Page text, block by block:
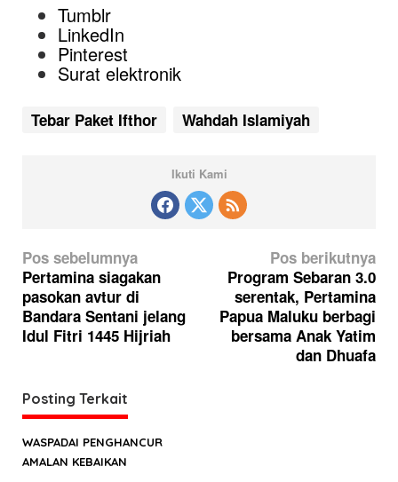
Tumblr
LinkedIn
Pinterest
Surat elektronik
Tebar Paket Ifthor Wahdah Islamiyah
Ikuti Kami
N
a
v
i
s
i
p
Pos sebelumnya
Pertamina siagakan
pasokan avtur di
Bandara Sentani jelang
Idul Fitri 1445 Hijriah
Pos berikutnya
Program Sebaran 3.0
serentak, Pertamina
Papua Maluku berbagi
bersama Anak Yatim
dan Dhuafa
Posting Terkait
WASPADAI PENGHANCUR
AMALAN KEBAIKAN